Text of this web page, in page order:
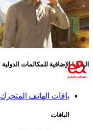
المزايا الإضافية للمكالمات الدولية
باقات الهاتف المتحرك
الباقات